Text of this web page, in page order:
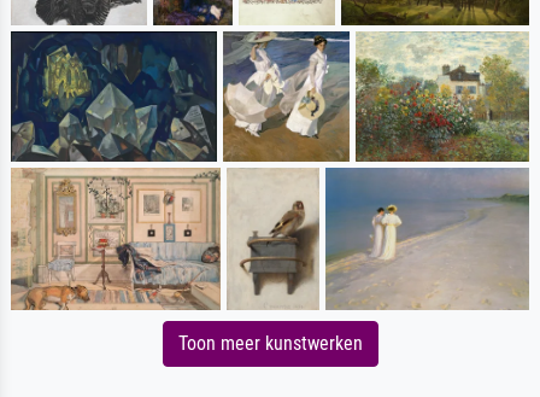
Toon meer kunstwerken